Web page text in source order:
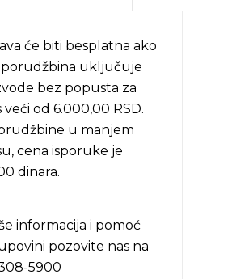
će biti besplatna ako
porudžbina uključuje
bez popusta za
veći od 6.000,00 RSD.
u manjem
cena isporuke je
dinara.
informacija i pomoć
pozovite nas na
5900